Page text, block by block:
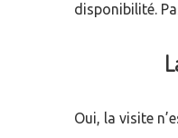
disponibilité.
Oui, la visite